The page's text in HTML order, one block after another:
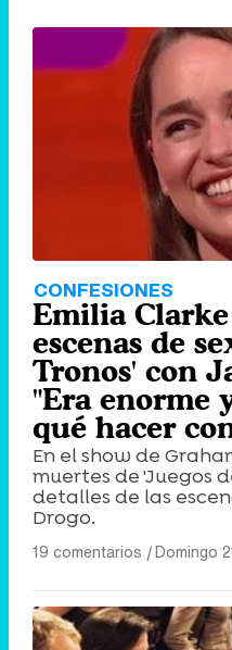
CONFESIONES
Emilia Clarke
escenas de
Tronos' con
"Era enorme
qué hacer
En el show de
muertes de 'Juegos
detalles de las
Drogo.
19 comentarios |Domingo